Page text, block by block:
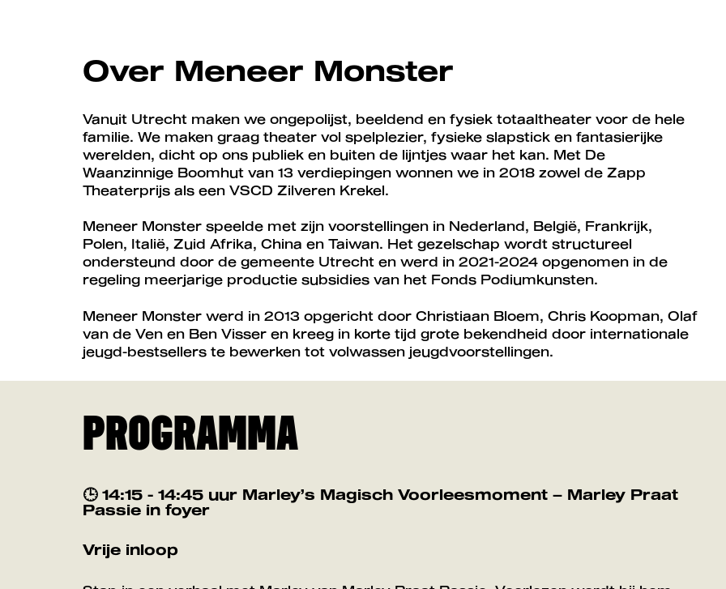
Over Meneer Monster
Vanuit Utrecht maken we ongepolijst, beeldend en fysiek totaaltheater voor de hele
familie. We maken graag theater vol spelplezier, fysieke slapstick en fantasierijke
werelden, dicht op ons publiek en buiten de lijntjes waar het kan. Met De
Waanzinnige Boomhut van 13 verdiepingen wonnen we in 2018 zowel de Zapp
Theaterprijs als een VSCD Zilveren Krekel.
Meneer Monster speelde met zijn voorstellingen in Nederland, België, Frankrijk,
Polen, Italië, Zuid Afrika, China en Taiwan. Het gezelschap wordt structureel
ondersteund door de gemeente Utrecht en werd in 2021-2024 opgenomen in de
regeling meerjarige productie subsidies van het Fonds Podiumkunsten.
Meneer Monster werd in 2013 opgericht door Christiaan Bloem, Chris Koopman, Olaf
van de Ven en Ben Visser en kreeg in korte tijd grote bekendheid door internationale
jeugd-bestsellers te bewerken tot volwassen jeugdvoorstellingen.
PROGRAMMA
🕒 14:15 - 14:45 uur Marley’s Magisch Voorleesmoment – Marley Praat
Passie in foyer
Vrije inloop